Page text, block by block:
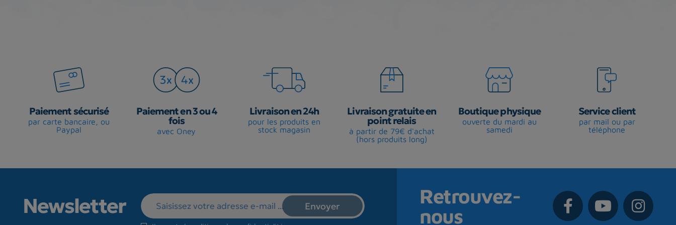
Paiement sécurisé
par carte bancaire, ou
Paypal
Paiement en 3 ou 4
fois
avec Oney
Livraison en 24h
pour les produits en
stock magasin
Livraison gratuite en
point relais
à partir de 79€ d'achat
(hors produits long)
Boutique physique
ouverte du mardi au
samedi
Service client
par mail ou par
téléphone
Newsletter
Retrouvez-
nous